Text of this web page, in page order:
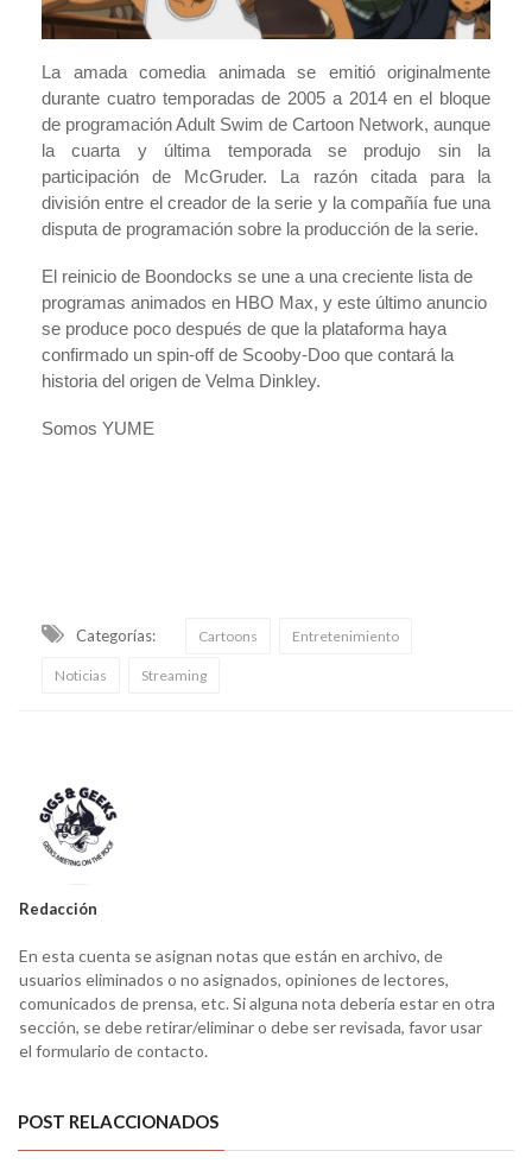
La amada comedia animada se emitió originalmente
durante cuatro temporadas de 2005 a 2014 en el bloque
de programación Adult Swim de Cartoon Network, aunque
la cuarta y última temporada se produjo sin la
participación de McGruder. La razón citada para la
división entre el creador de la serie y la compañía fue una
disputa de programación sobre la producción de la serie.
El reinicio de Boondocks se une a una creciente lista de
programas animados en HBO Max, y este último anuncio
se produce poco después de que la plataforma haya
confirmado un spin-off de Scooby-Doo que contará la
historia del origen de Velma Dinkley.
Somos YUME
Categorías: Cartoons Entretenimiento
Noticias Streaming
Redacción
En esta cuenta se asignan notas que están en archivo, de
usuarios eliminados o no asignados, opiniones de lectores,
comunicados de prensa, etc. Si alguna nota debería estar en otra
sección, se debe retirar/eliminar o debe ser revisada, favor usar
el formulario de contacto.
POST RELACCIONADOS